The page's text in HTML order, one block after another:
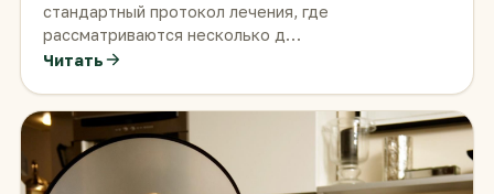
стандартный протокол лечения, где
рассматриваются несколько д…
Читать